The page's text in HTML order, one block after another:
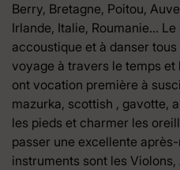
Berry, Bretagne, Poitou,
Irlande, Italie, Roumanie…
accoustique et à danser
voyage à travers le temps
ont vocation première à
mazurka, scottish , gavotte,
les pieds et charmer les
passer une excellente
instruments sont les